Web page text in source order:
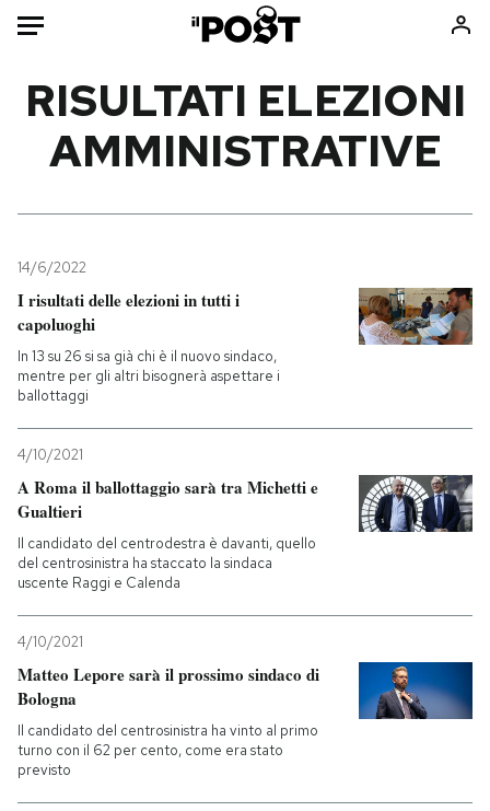
HOME
Mondo
Tecnologia
Internet
Cultura
Economia
Libri
Ok Boomer!
Europa
PODCAST
I MIEI PREFERITI
SHOP
RISULTATI ELEZIONI
AMMINISTRATIVE
14/6/2022
I risultati delle elezioni in tutti i
capoluoghi
In 13 su 26 si sa già chi è il nuovo sindaco,
mentre per gli altri bisognerà aspettare i
ballottaggi
4/10/2021
A Roma il ballottaggio sarà tra Michetti e
Gualtieri
Il candidato del centrodestra è davanti, quello
del centrosinistra ha staccato la sindaca
uscente Raggi e Calenda
4/10/2021
Matteo Lepore sarà il prossimo sindaco di
Bologna
Il candidato del centrosinistra ha vinto al primo
turno con il 62 per cento, come era stato
previsto